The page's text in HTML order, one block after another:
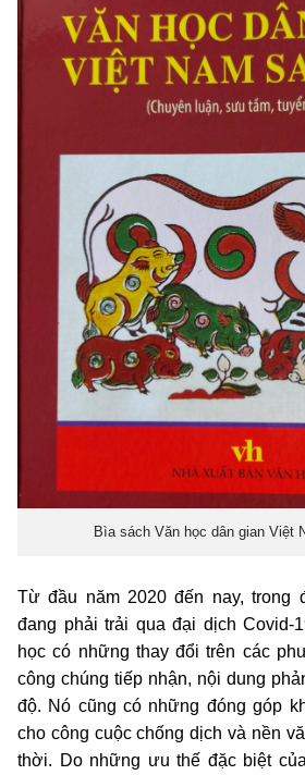
Bìa sách Văn học dân gian Việt
Từ đầu năm 2020 đến nay, trong
đang phải trải qua đại dịch Covid-
học có những thay đổi trên các
công chúng tiếp nhận, nội dung
độ. Nó cũng có những đóng góp
cho công cuộc chống dịch và nền
thời. Do những ưu thế đặc biệt